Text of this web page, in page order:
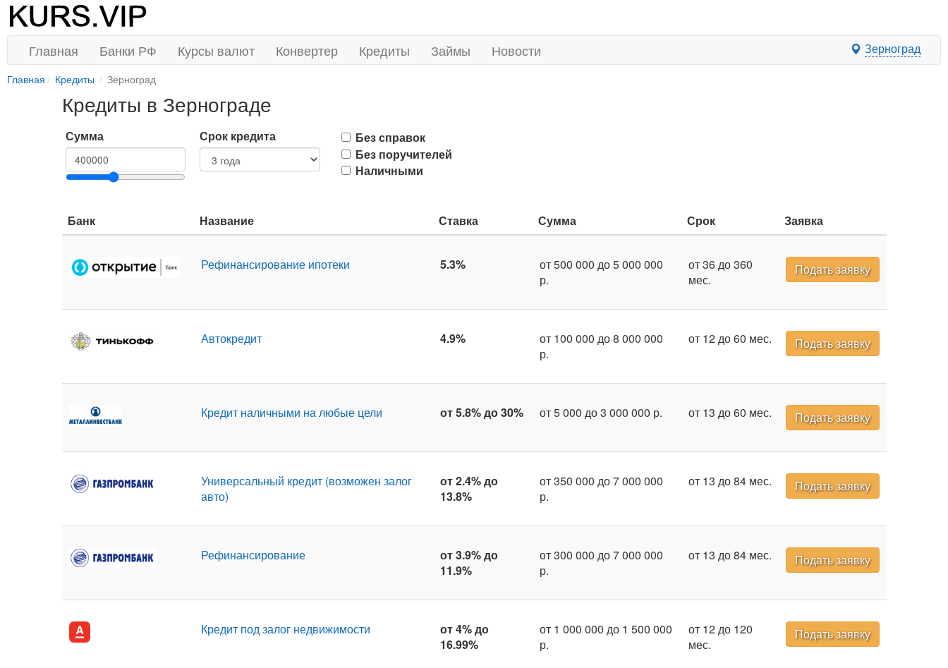
Главная Банки РФ Курсы валют Конвертер Кредиты Займы Новости Зерноград
Главная Кредиты Зерноград
Кредиты в Зернограде
Сумма Срок кредита
Без справок
Без поручителей
Наличными
Банк Название Ставка Сумма Срок Заявка
Рефинансирование ипотеки 5.3%
от 500 000 до 5 000 000
р.
от 36 до 360
мес.
Подать заявку
Автокредит 4.9%
от 100 000 до 8 000 000
р.
от 12 до 60 мес. Подать заявку
Кредит наличными на любые цели от 5.8% до 30% от 5 000 до 3 000 000 р. от 13 до 60 мес. Подать заявку
Универсальный кредит (возможен залог
авто)
от 2.4% до
13.8%
от 350 000 до 7 000 000
р.
от 13 до 84 мес. Подать заявку
Рефинансирование
от 3.9% до
11.9%
от 300 000 до 7 000 000
р.
от 13 до 84 мес. Подать заявку
Кредит под залог недвижимости
от 4% до
16.99%
от 1 000 000 до 1 500 000
р.
от 12 до 120
мес.
Подать заявку